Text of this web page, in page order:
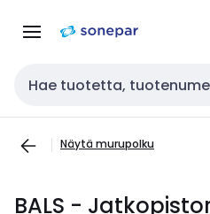
navigointiinsisältöön
Haku
Näytä murupolku
BALS -